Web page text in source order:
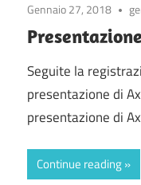
Gennaio 27, 2018
Seguite la
presentazione di
presentazione di
Continue reading